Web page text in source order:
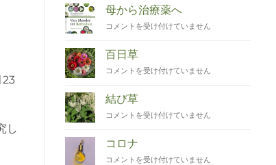
23
し
母から治療薬へ
Van
tot
Remedies
は
コメントを受け付けていません
百日草
Zinnia
コメントを受け付けていません
結び草
Duizendknoop
コメントを受け付けていません
コロナ
Corona
コメントを受け付けていません